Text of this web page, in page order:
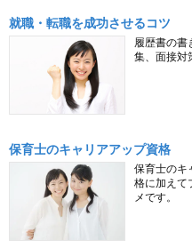
就職・転職を成功させるコツ
履歴書の書
集、面接対
保育士のキャリアアップ資格
保育士のキ
格に加えて
メです。